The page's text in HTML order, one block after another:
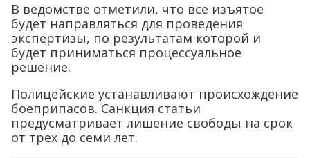
В ведомстве отметили, что все изъятое
будет направляться для проведения
экспертизы, по результатам которой и
будет приниматься процессуальное
решение.
Полицейские устанавливают происхождение
боеприпасов. Санкция статьи
предусматривает лишение свободы на срок
от трех до семи лет.